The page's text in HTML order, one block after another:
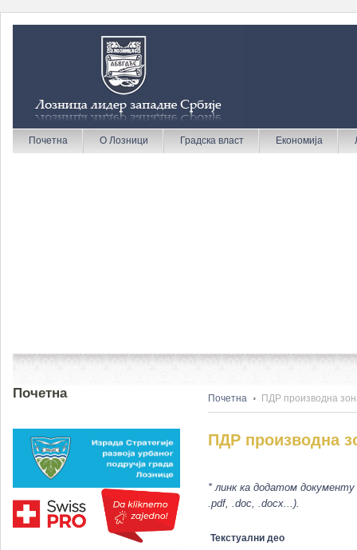
Почетна О Лозници Градска власт Економија
Почетна Почетна ПДР производна
ПДР производна
* линк ка додатом документу
.pdf, .doc, .docx...).
Текстуални део